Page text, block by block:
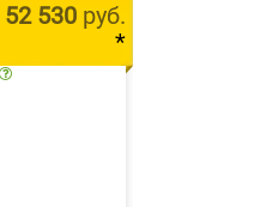
52 530 руб.
*